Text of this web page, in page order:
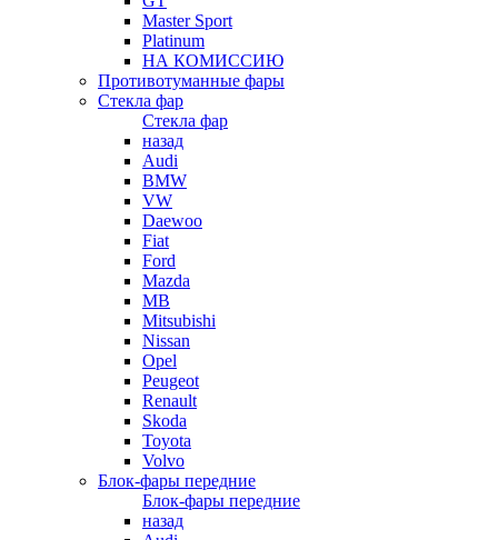
Master Sport
Platinum
НА КОМИССИЮ
Противотуманные фары
Стекла фар
Стекла фар
назад
Audi
BMW
VW
Daewoo
Fiat
Ford
Mazda
MB
Mitsubishi
Nissan
Opel
Peugeot
Renault
Skoda
Toyota
Volvo
Блок-фары передние
Блок-фары передние
назад